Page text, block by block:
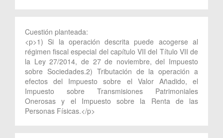
Cuestión planteada:
<p>1) Si la operación descrita puede acogerse al
régimen fiscal especial del capítulo VII del Título VII de
la Ley 27/2014, de 27 de noviembre, del Impuesto
sobre Sociedades.2) Tributación de la operación a
efectos del Impuesto sobre el Valor Añadido, el
Impuesto sobre Transmisiones Patrimoniales
Onerosas y el Impuesto sobre la Renta de las
Personas Físicas.</p>